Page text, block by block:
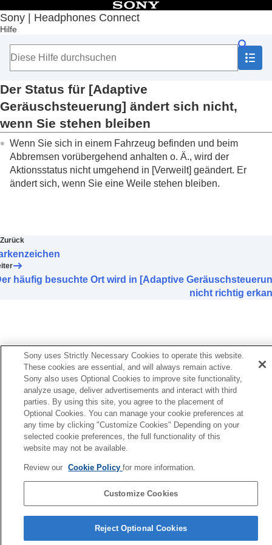
Sony | Headphones Connect
Hilfe
Inhaltsverzeichnis
Anfang
Erste Schritte
Hinweise zur Bedienung
Wichtige Informationen
Fehlerbehebung
Der Status für [Adaptive Geräuschsteuerung
ändert sich nicht, wenn Sie stehen bleiben
Der häufig besuchte Ort wird in [
Geräuschsteuerung] nicht richtig erkannt
Was tun, wenn der Gerätename in „Sony |
Headphones Connect“ nicht angezeigt wird?
Konfiguration von360 Reality Audionicht möglich
Herstellen einer LE Audio-Verbindung nicht
Zugänglichkeit
Der Status für [Adaptive
Geräuschsteuerung] ändert sich nicht,
wenn Sie stehen bleiben
Wenn Sie sich in einem Fahrzeug befinden und beim
Abbremsen vorübergehend anhalten o. Ä., wird der
Aktionsstatus nicht umgehend in [Verweilt] geändert. Er
ändert sich, wenn Sie eine Weile stehen bleiben.
Zurück
häufig besuchte Ort wird in [Adaptive
nicht richtig
Sprachenauswahlseite
4-730-254-46(1)
Sony uses Strictly Necessary Cookies to operate this website.
These cookies are essential, and will always remain active.
Sony also uses Optional Cookies to improve site functionality,
analyze usage, deliver advertisements and interact with third
parties. By using this site, you agree to the placement of
Optional Cookies. You can manage your cookie preferences at
any time by clicking "Customize Cookies" Depending on your
selected cookie preferences, the full functionality of this
website may not be available.
Review our Cookie Policyfor more information.
Customize Cookies
Reject Optional Cookies